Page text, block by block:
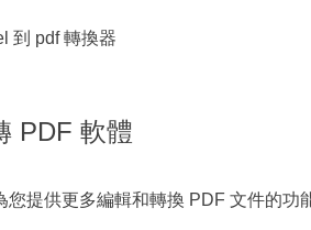
PDF 軟體
提供更多編輯和轉換 PDF 文件的功